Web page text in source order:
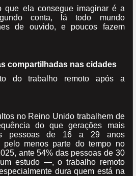
que ela consegue imaginar é a
conta, lá todo mundo
de ouvido, e poucos fazem
compartilhadas nas cidades
do trabalho remoto após a
no Reino Unido trabalhem de
do que gerações mais
pessoas de 16 a 29 anos
pelo menos parte do tempo no
ante 54% das pessoas de 30
estudo —, o trabalho remoto
dura quem está na